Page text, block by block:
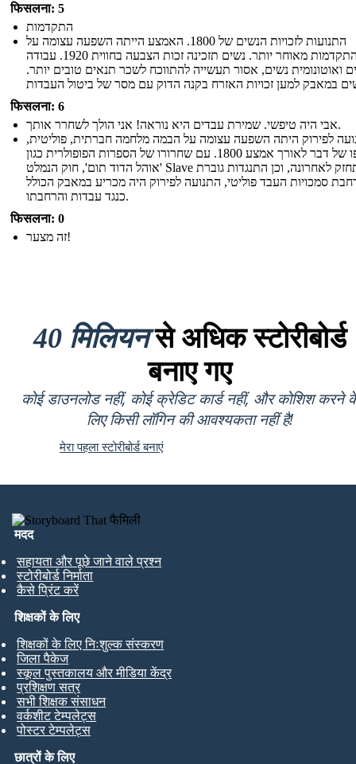
फिसलना: 5
התקדמות
התנועות לזכויות הנשים של 1800. האמצע הייתה השפעה עצומה על
התקדמות מאוחר יותר. נשים תזכינה זכות הצבעה בחווית 1920. עבודה
ואוטונומית נשים, אסור תעשייה להתווכח לשכר תנאים טובים יותר.
फिसलना: 6
אבי היה טיפשי. שמירת עבדים היא נוראה! אני הולך לשחרר אותך.
לפירוק היתה השפעה עצומה על הבמה מלחמה חברתית, פוליטית,
בסופו של דבר לאורך אמצע 1800. עם שחרורו של הספרות הפופולרית כגון
'אוהל הדוד תום', חוק הנמלט Slave התחזק לאחרונה, וכן התנגדות גוברת
סמכויות העבד פוליטי, התנועה לפירוק היה מכריע במאבק הכולל
כנגד עבדות והרחבתו.
फिसलना: 0
זה מצער!
40 मिलियनसे अधिक स्टोरीबोर्ड
बनाए गए
कोई डाउनलोड नहीं, कोई क्रेडिट कार्ड नहीं, और कोशिश करने
लिए किसी लॉगिन की आवश्यकता नहीं है!
मेरा पहला स्टोरीबोर्ड बनाएं
मदद
सहायता और पूछे जाने वाले प्रश्न
स्टोरीबोर्ड निर्माता
कैसे प्रिंट करें
छात्रों के लिए
शिक्षकों के लिए
शिक्षकों के लिए निःशुल्क संस्करण
जिला पैकेज
स्कूल पुस्तकालय और मीडिया केंद्र
प्रशिक्षण सत्र
सभी शिक्षक संसाधन
वर्कशीट टेम्पलेट्स
पोस्टर टेम्पलेट्स